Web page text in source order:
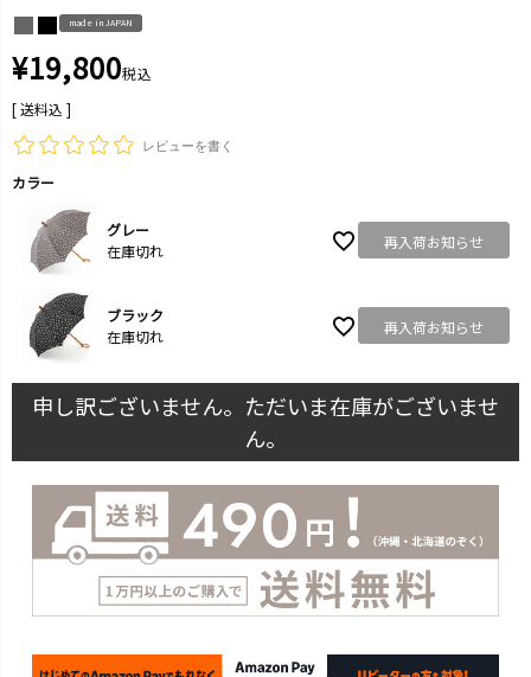
made in JAPAN
¥19,800税込
送料込
レビューを書く
カラー
グレー
在庫切れ
再入荷お知らせ
ブラック
在庫切れ
再入荷お知らせ
申し訳ございません。ただいま在庫がございませ
ん。